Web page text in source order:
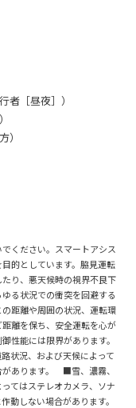
［昼夜］）
）
ください。スマートアシス
的としています。脇見運転
り、悪天候時の視界不良下
る状況での衝突を回避する
距離や周囲の状況、運転環
離を保ち、安全運転を心が
能には限界があります。
状況、および天候によって
があります。 ■雪、濃霧、
てはステレオカメラ、ソナ
動しない場合があります。